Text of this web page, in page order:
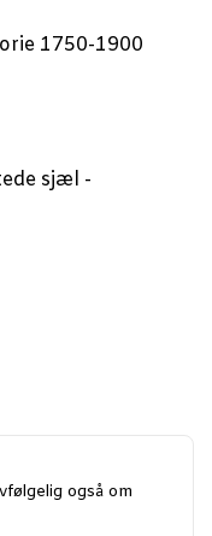
1750-1900
sjæl -
også om